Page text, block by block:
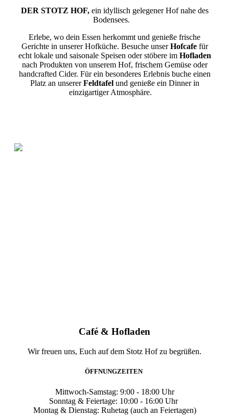
DER STOTZ HOF,ein idyllisch gelegener Hof nahe des
Bodensees.
Erlebe, wo dein Essen herkommt und genieße frische
Gerichte in unserer Hofküche. Besuche unserHofcafefür
echt lokale und saisonale Speisen oder stöbere im Hofladen
nach Produkten von unserem Hof, frischem Gemüse oder
handcrafted Cider. Für ein besonderes Erlebnis buche einen
Platz an unsererFeldtafelund genieße ein Dinner in
einzigartiger Atmosphäre.
Café & Hofladen
Wir freuen uns, Euch auf dem Stotz Hof zu begrüßen.
ÖFFNUNGZEITEN
Mittwoch-Samstag: 9:00 - 18:00 Uhr
Sonntag & Feiertage: 10:00 - 16:00 Uhr
Montag & Dienstag: Ruhetag (auch an Feiertagen)